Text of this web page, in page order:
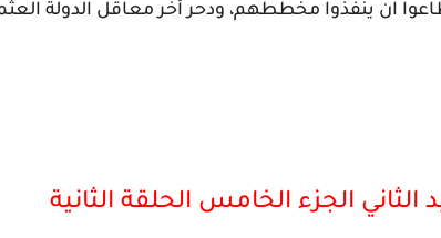
ان ينفذوا مخططهم، ودحر أخر معاقل الدولة
الجزء الخامس الحلقة الثانية